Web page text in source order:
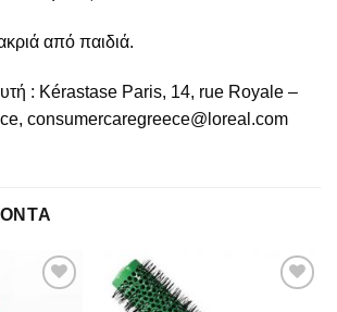
από παιδιά.
: Kérastase Paris, 14, rue Royale –
consumercaregreece@loreal.com